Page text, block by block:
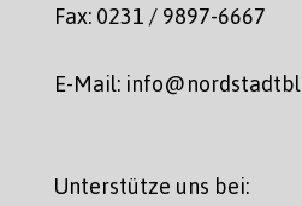
Fax: 0231 / 9897-6667
E-Mail:
Unterstütze uns bei: